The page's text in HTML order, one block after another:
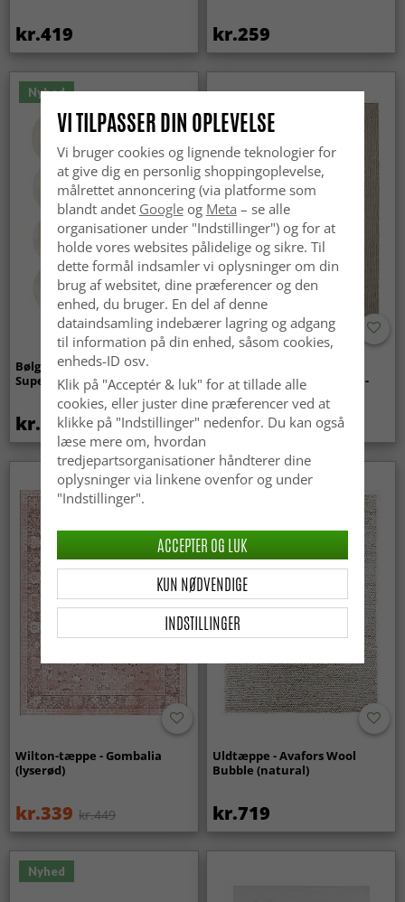
kr.419 kr.259
Nyhed
Bølget ryatæppe - Aranga
Super Soft Fur (beige)
kr.369
indendørs/udendørs brug -
Arlo (beige)
kr.449
Wilton-tæppe - Gombalia
(lyserød)
kr.339 kr.449
Uldtæppe - Avafors Wool
Bubble (natural)
kr.719
Nyhed
VI TILPASSER DIN OPLEVELSE
Vi bruger cookies og lignende teknologier for
at give dig en personlig shoppingoplevelse,
målrettet annoncering (via platforme som
blandt andet Googleog Meta – se alle
organisationer under "Indstillinger") og for at
holde vores websites pålidelige og sikre. Til
dette formål indsamler vi oplysninger om din
brug af websitet, dine præferencer og den
enhed, du bruger. En del af denne
dataindsamling indebærer lagring og adgang
til information på din enhed, såsom cookies,
enheds-ID osv.
Klik på "Acceptér & luk" for at tillade alle
cookies, eller juster dine præferencer ved at
klikke på "Indstillinger" nedenfor. Du kan også
læse mere om, hvordan
tredjepartsorganisationer håndterer dine
oplysninger via linkene ovenfor og under
"Indstillinger".
INDSTILLINGER
KUN NØDVENDIGE
ACCEPTER OG LUK